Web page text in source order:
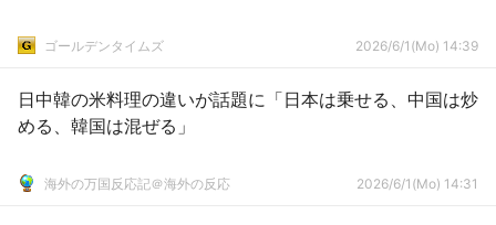
ゴールデンタイムズ 2026/6/1(Mo) 14:39
日中韓の米料理の違いが話題に「日本は乗せる、中国は炒
める、韓国は混ぜる」
海外の万国反応記＠海外の反応 2026/6/1(Mo) 14:31